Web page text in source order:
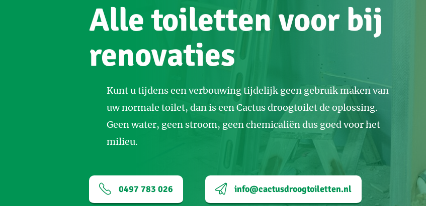
Alle toiletten voor bij
renovaties
Kunt u tijdens een verbouwing tijdelijk geen gebruik maken van
uw normale toilet, dan is een Cactus droogtoilet de oplossing.
Geen water, geen stroom, geen chemicaliën dus goed voor het
milieu.
0497 783 026 info@cactusdroogtoiletten.nl